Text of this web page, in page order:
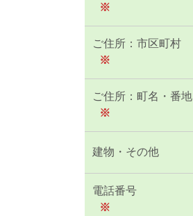
※
ご住所：市区町村
※
ご住所：町名・番地
※
建物・その他
電話番号
※